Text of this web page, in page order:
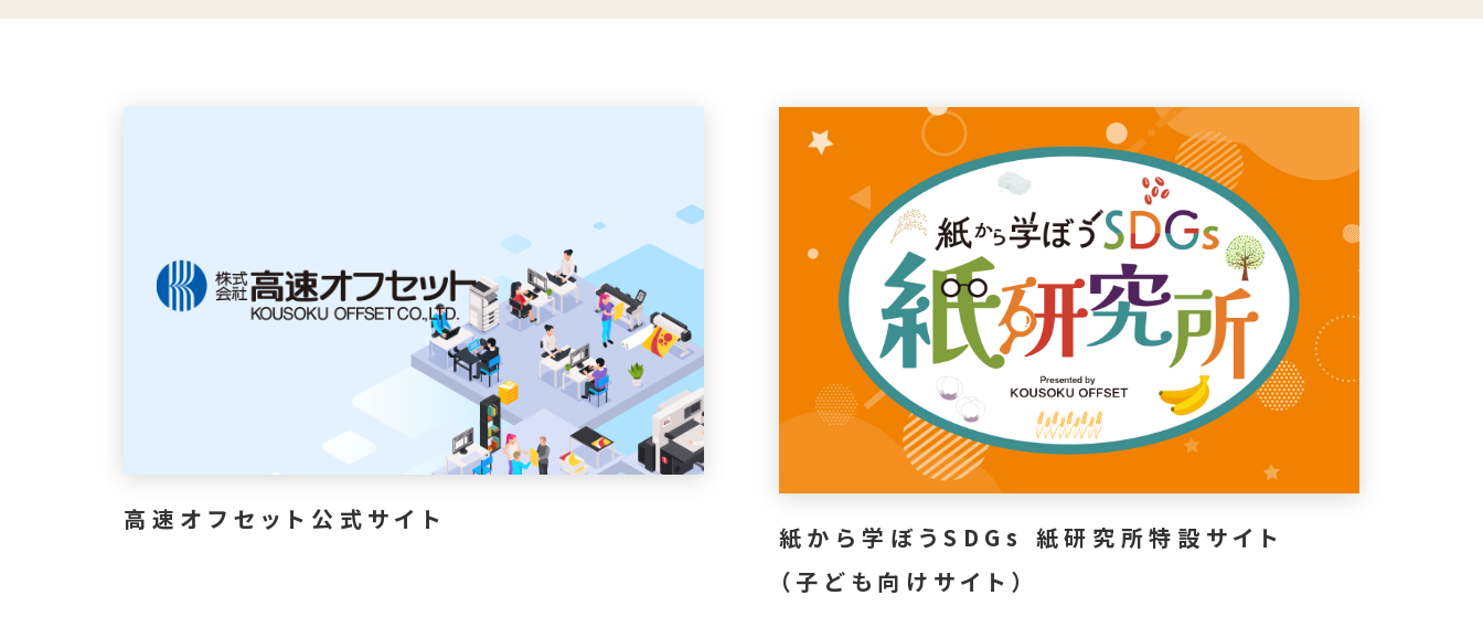
高速オフセット公式サイト
紙から学ぼうSDGs 紙研究所特設サイト
（子ども向けサイト）